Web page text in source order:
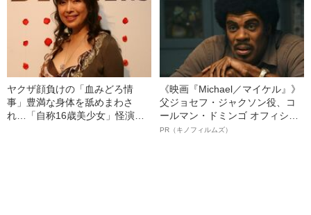
ヤクザ顔負けの「血みどろ情
事」豊満な身体を舐めまわさ
れ…「自称16歳美少女」怪演
《映画『Michael／マイケル』》
父ジョセフ・ジャクソン役、コ
ールマン・ドミンゴ オフィシャ
ルインタビュー“観客を魅了した
PR（キノフィルムズ）